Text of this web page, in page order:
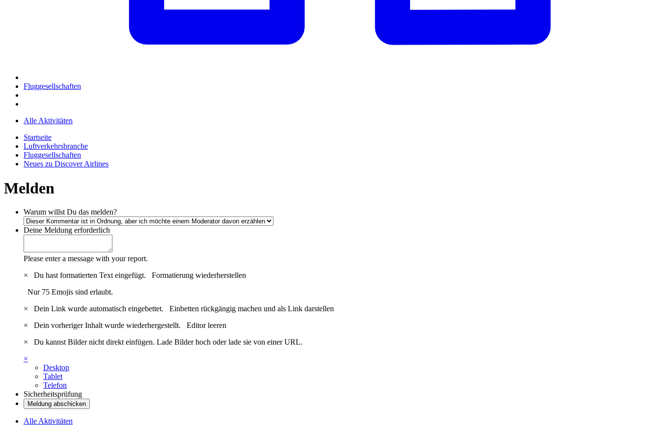
Fluggesellschaften
Alle Aktivitäten
Startseite
Luftverkehrsbranche
Fluggesellschaften
Neues zu Discover Airlines
Melden
Warum willst Du das melden?
Deine Meldung erforderlich
Please enter a message with your report.
×
Du hast formatierten Text eingefügt. Formatierung wiederherstellen
Nur 75 Emojis sind erlaubt.
×
Dein Link wurde automatisch eingebettet. Einbetten rückgängig machen und als Link darstellen
×
Dein vorheriger Inhalt wurde wiederhergestellt. Editor leeren
×
Du kannst Bilder nicht direkt einfügen. Lade Bilder hoch oder lade sie von einer URL.
×
Desktop
Tablet
Telefon
Sicherheitsprüfung
Meldung abschicken
Alle Aktivitäten